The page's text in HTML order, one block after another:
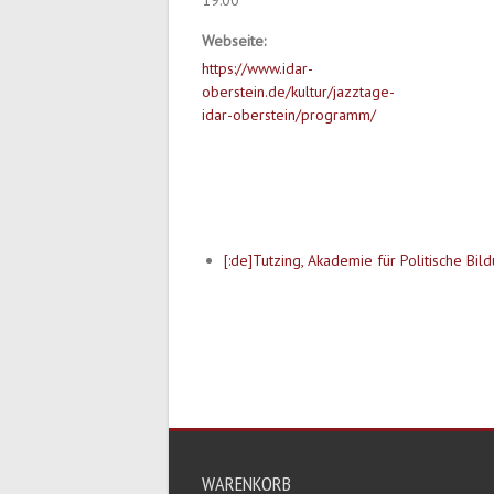
Webseite:
https://www.idar-
oberstein.de/kultur/jazztage-
idar-oberstein/programm/
[:de]Tutzing, Akademie für Politische
WARENKORB